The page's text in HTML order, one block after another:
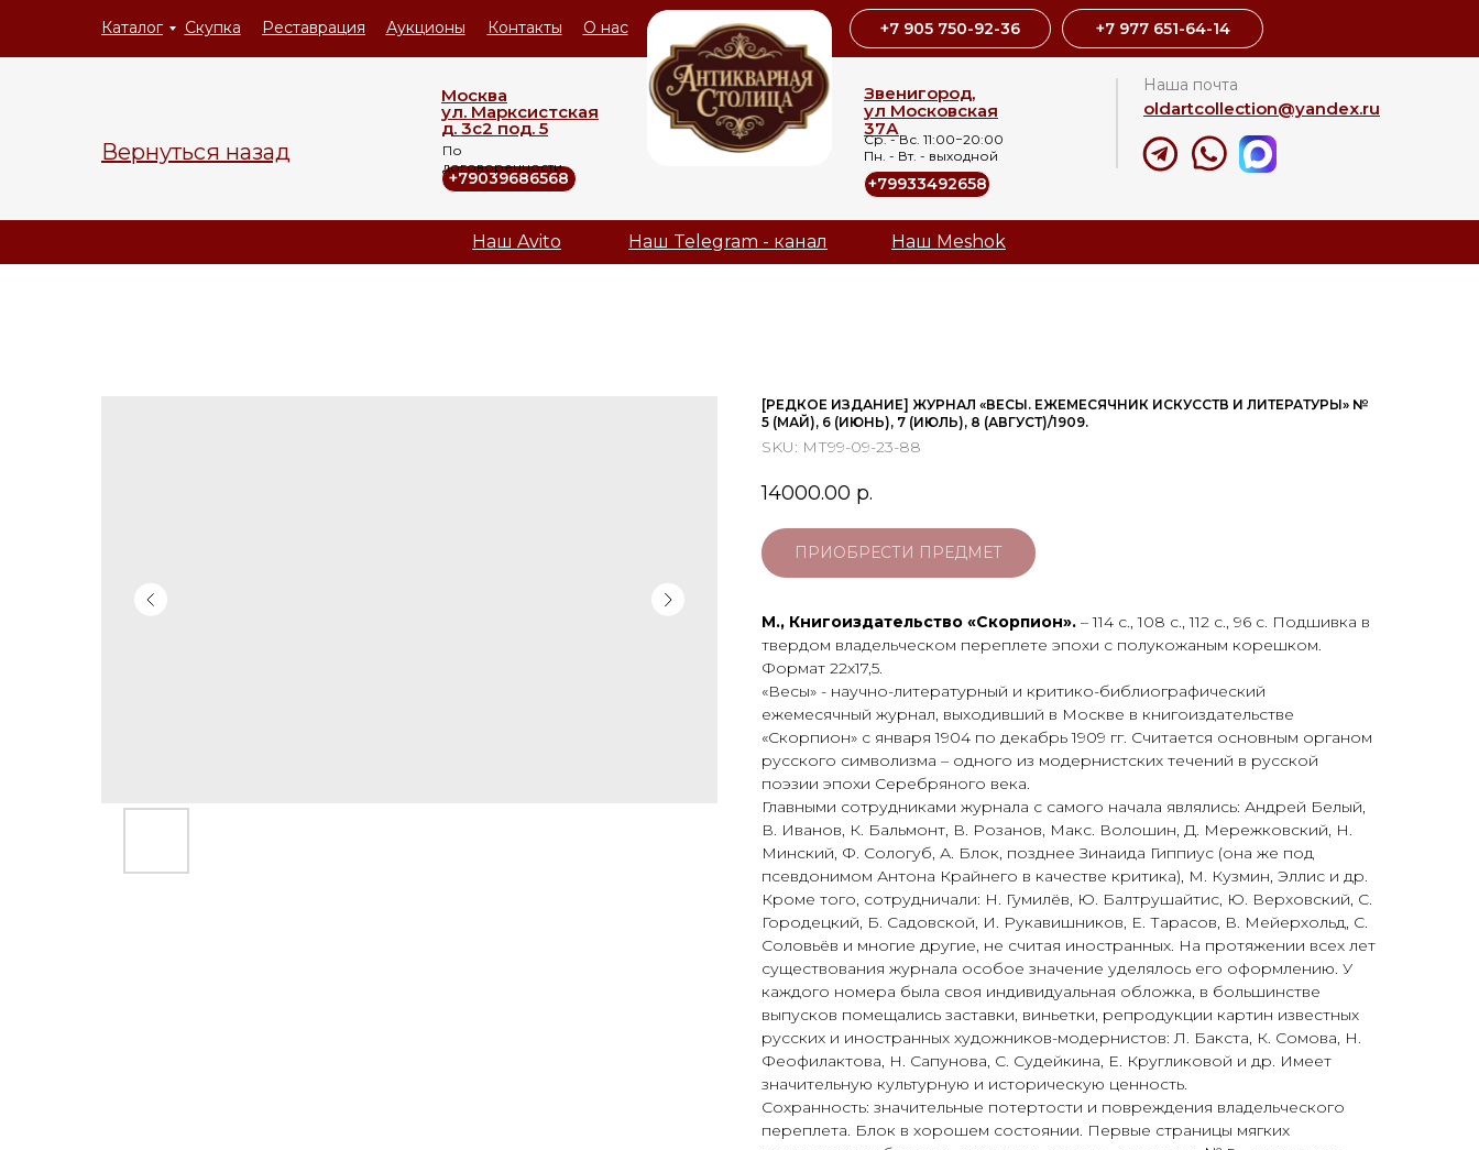
Наша почта
Аукционы
Реставрация
Скупка Контакты О нас
Каталог
oldartcollection@yandex.ru
+7 977 651-64-14
Москва
ул. Марксистская
д. 3с2 под. 5
+79039686568
По
договоренности
+7 905 750-92-36
Вернуться назад
Звенигород,
ул Московская
37А
Ср. - Вс. 11:00−20:00
Пн. - Вт. - выходной
+79933492658
Наш Meshok
Наш Avito Наш Telegram - канал
[РЕДКОЕ ИЗДАНИЕ] ЖУРНАЛ «ВЕСЫ. ЕЖЕМЕСЯЧНИК ИСКУССТВ И ЛИТЕРАТУРЫ» №
5 (МАЙ), 6 (ИЮНЬ), 7 (ИЮЛЬ), 8 (АВГУСТ)/1909.
SKU: МТ99-09-23-88
14000.00 р.
ПРИОБРЕСТИ ПРЕДМЕТ
М., Книгоиздательство «Скорпион». – 114 с., 108 с., 112 с., 96 с. Подшивка в
твердом владельческом переплете эпохи с полукожаным корешком.
Формат 22х17,5.
«Весы» - научно-литературный и критико-библиографический
ежемесячный журнал, выходивший в Москве в книгоиздательстве
«Скорпион» с января 1904 по декабрь 1909 гг. Считается основным органом
русского символизма – одного из модернистских течений в русской
поэзии эпохи Серебряного века.
Главными сотрудниками журнала с самого начала являлись: Андрей Белый,
В. Иванов, К. Бальмонт, В. Розанов, Макс. Волошин, Д. Мережковский, Н.
Минский, Ф. Сологуб, А. Блок, позднее Зинаида Гиппиус (она же под
псевдонимом Антона Крайнего в качестве критика), М. Кузмин, Эллис и др.
Кроме того, сотрудничали: Н. Гумилёв, Ю. Балтрушайтис, Ю. Верховский, С.
Городецкий, Б. Садовской, И. Рукавишников, Е. Тарасов, В. Мейерхольд, С.
Соловьёв и многие другие, не считая иностранных. На протяжении всех лет
существования журнала особое значение уделялось его оформлению. У
каждого номера была своя индивидуальная обложка, в большинстве
выпусков помещались заставки, виньетки, репродукции картин известных
русских и иностранных художников-модернистов: Л. Бакста, К. Сомова, Н.
Феофилактова, Н. Сапунова, С. Судейкина, Е. Кругликовой и др. Имеет
значительную культурную и историческую ценность.
Сохранность: значительные потертости и повреждения владельческого
переплета. Блок в хорошем состоянии. Первые страницы мягких